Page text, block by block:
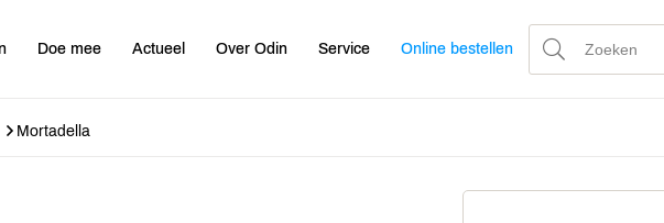
Doe mee Actueel Over Odin Service Online bestellen
Mortadella